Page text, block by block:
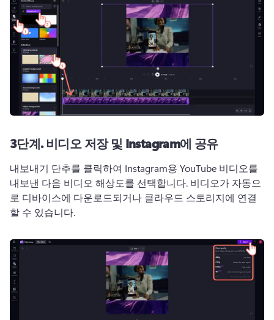
3단계.비디오 저장 및 Instagram에 공유
내보내기 단추를 클릭하여 Instagram용 YouTube 비디오를
내보낸 다음 비디오 해상도를 선택합니다. 비디오가 자동으
로 디바이스에 다운로드되거나 클라우드 스토리지에 연결
할 수 있습니다.